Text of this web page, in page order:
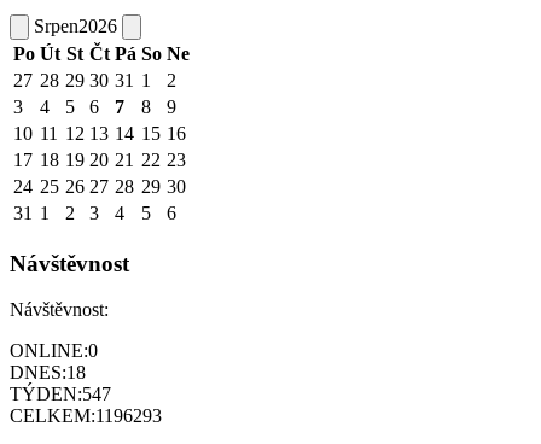
Srpen2026
Po Út St Čt Pá So Ne
27 28 29 30 31 1
2
3
4 5 6 7 8
9
10 11 12 13 14 15 16
17 18 19 20 21 22 23
24 25 26 27 28 29 30
31 1 2 3 4 5 6
Návštěvnost
Návštěvnost:
ONLINE:0
DNES:18
TÝDEN:547
CELKEM:1196293